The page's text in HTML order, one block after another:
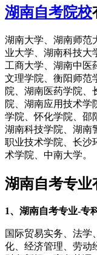
湖南自考院校
湖南大学、湖南师范
业大学、湖南科技大
工商大学、湖南中医
文理学院、衡阳师范
院、湖南医药学院、
院、湖南应用技术学
学院、怀化学院、邵
湖南科技学院、湖南
职业技术学院、长沙
术学院、中南大学。
湖南自考专业
1、湖南自考专业-专
国际贸易实务、法学
化、经济管理、劳动